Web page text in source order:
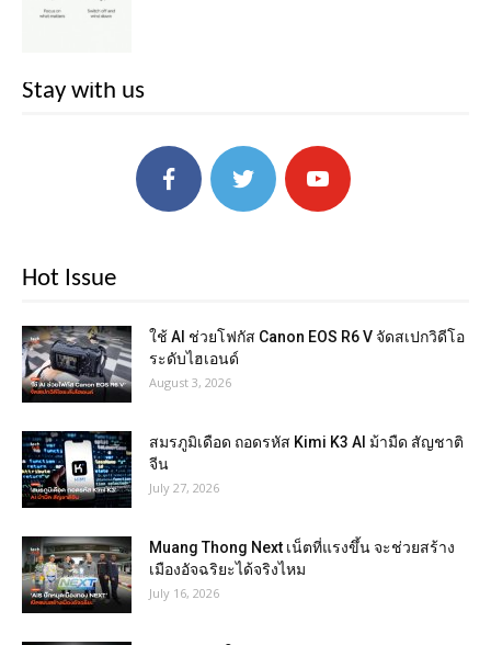
Stay with us
Hot Issue
ใช้ AI ช่วยโฟกัส Canon EOS R6 V จัดสเปกวิดีโอ
ระดับไฮเอนด์
August 3, 2026
สมรภูมิเดือด ถอดรหัส Kimi K3 AI ม้ามืด สัญชาติ
จีน
July 27, 2026
Muang Thong Next เน็ตที่แรงขึ้น จะช่วยสร้าง
เมืองอัจฉริยะได้จริงไหม
July 16, 2026